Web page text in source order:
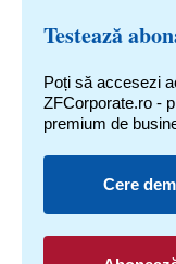
Testează
Poți să accesezi
ZFCorporate.ro -
premium de
Cere